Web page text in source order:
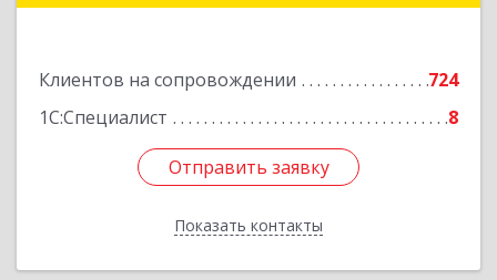
Клиентов на сопровождении
724
1С:Специалист
8
Отправить заявку
Показать контакты
Отправить заявку
Назад